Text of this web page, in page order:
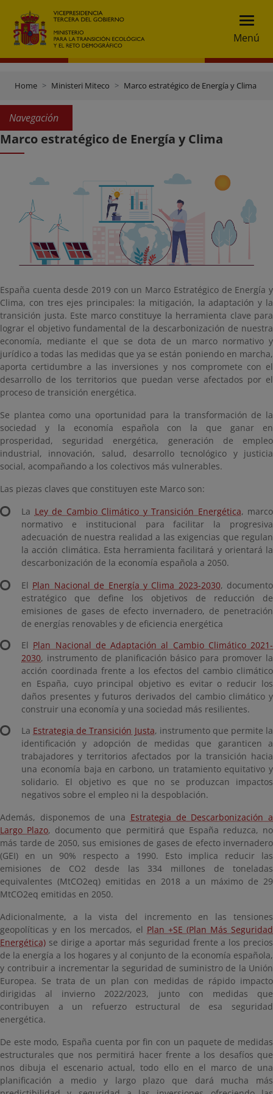
Menú
Home Ministeri Miteco Marco estratégico de Energía y Clima
Navegación
Marco estratégico de Energía y Clima
España cuenta desde 2019 con un Marco Estratégico de Energía y
Clima, con tres ejes principales: la mitigación, la adaptación y la
transición justa. Este marco constituye la herramienta clave para
lograr el objetivo fundamental de la descarbonización de nuestra
economía, mediante el que se dota de un marco normativo y
jurídico a todas las medidas que ya se están poniendo en marcha,
aporta certidumbre a las inversiones y nos compromete con el
desarrollo de los territorios que puedan verse afectados por el
proceso de transición energética.
Se plantea como una oportunidad para la transformación de la
sociedad y la economía española con la que ganar en
prosperidad, seguridad energética, generación de empleo
industrial, innovación, salud, desarrollo tecnológico y justicia
social, acompañando a los colectivos más vulnerables.
Las piezas claves que constituyen este Marco son:
La Ley de Cambio Climático y Transición Energética, marco
normativo e institucional para facilitar la progresiva
adecuación de nuestra realidad a las exigencias que regulan
la acción climática. Esta herramienta facilitará y orientará la
descarbonización de la economía española a 2050.
El Plan Nacional de Energía y Clima 2023-2030, documento
estratégico que define los objetivos de reducción de
emisiones de gases de efecto invernadero, de penetración
de energías renovables y de eficiencia energética
El Plan Nacional de Adaptación al Cambio Climático 2021-
2030, instrumento de planificación básico para promover la
acción coordinada frente a los efectos del cambio climático
en España, cuyo principal objetivo es evitar o reducir los
daños presentes y futuros derivados del cambio climático y
construir una economía y una sociedad más resilientes.
La Estrategia de Transición Justa, instrumento que permite la
identificación y adopción de medidas que garanticen a
trabajadores y territorios afectados por la transición hacia
una economía baja en carbono, un tratamiento equitativo y
solidario. El objetivo es que no se produzcan impactos
negativos sobre el empleo ni la despoblación.
Además, disponemos de una Estrategia de Descarbonización a
Largo Plazo, documento que permitirá que España reduzca, no
más tarde de 2050, sus emisiones de gases de efecto invernadero
(GEI) en un 90% respecto a 1990. Esto implica reducir las
emisiones de CO2 desde las 334 millones de toneladas
equivalentes (MtCO2eq) emitidas en 2018 a un máximo de 29
MtCO2eq emitidas en 2050.
Adicionalmente, a la vista del incremento en las tensiones
geopolíticas y en los mercados, el Plan +SE (Plan Más Seguridad
Energética) se dirige a aportar más seguridad frente a los precios
de la energía a los hogares y al conjunto de la economía española,
y contribuir a incrementar la seguridad de suministro de la Unión
Europea. Se trata de un plan con medidas de rápido impacto
dirigidas al invierno 2022/2023, junto con medidas que
contribuyen a un refuerzo estructural de esa seguridad
energética.
De este modo, España cuenta por fin con un paquete de medidas
estructurales que nos permitirá hacer frente a los desafíos que
nos dibuja el escenario actual, todo ello en el marco de una
planificación a medio y largo plazo que dará mucha más